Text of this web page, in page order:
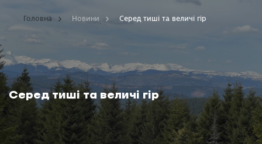
Серед тиші та величі гір
Головна Новини Серед тиші та величі гір